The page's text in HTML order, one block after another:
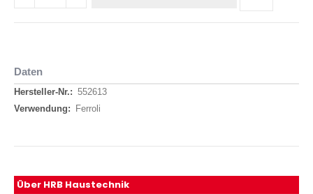
Daten
Daten
552613
Ferroli
Über HRB Haustechnik